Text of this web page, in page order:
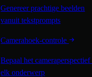
Genereer prachtige beelden
vanuit tekstprompts
Camerahoek-controle
Bepaal het cameraperspectief
elk onderwerp